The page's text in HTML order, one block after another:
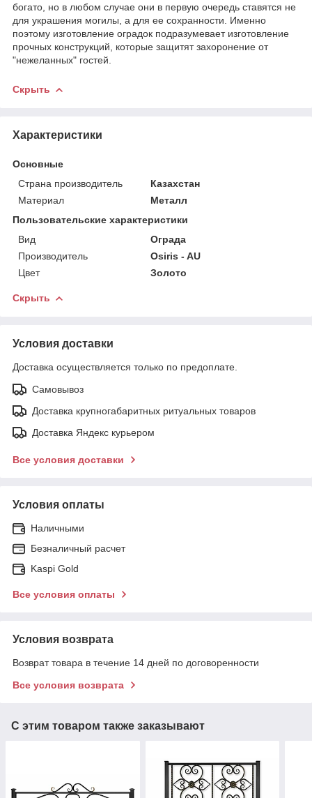
богато, но в любом случае они в первую очередь ставятся не
для украшения могилы, а для ее сохранности. Именно
поэтому изготовление оградок подразумевает изготовление
прочных конструкций, которые защитят захоронение от
"нежеланных" гостей.
Скрыть
Характеристики
Основные
Страна производитель
Казахстан
Материал
Металл
Пользовательские характеристики
Вид
Ограда
Производитель
Osiris - AU
Цвет
Золото
Скрыть
Условия доставки
Доставка осуществляется только по предоплате.
Самовывоз
Доставка крупногабаритных ритуальных товаров
Доставка Яндекс курьером
Все условия доставки
Условия оплаты
Наличными
Безналичный расчет
Kaspi Gold
Все условия оплаты
Условия возврата
Возврат товара в течение 14 дней по договоренности
Все условия возврата
С этим товаром также заказывают